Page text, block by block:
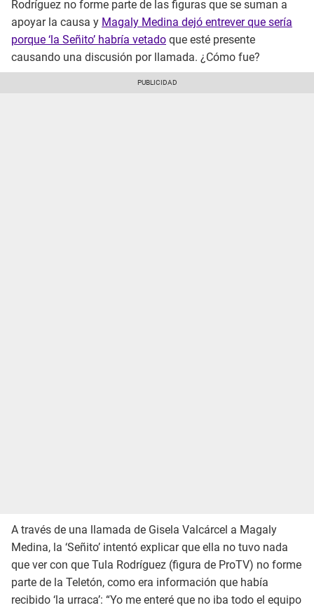
Rodríguez no forme parte de las figuras que se suman a
apoyar la causa y Magaly Medina dejó entrever que sería
porque ‘la Señito’ habría vetado que esté presente
causando una discusión por llamada. ¿Cómo fue?
A través de una llamada de Gisela Valcárcel a Magaly
Medina, la ‘Señito’ intentó explicar que ella no tuvo nada
que ver con que Tula Rodríguez (figura de ProTV) no forme
parte de la Teletón, como era información que había
recibido ‘la urraca’: “Yo me enteré que no iba todo el equipo